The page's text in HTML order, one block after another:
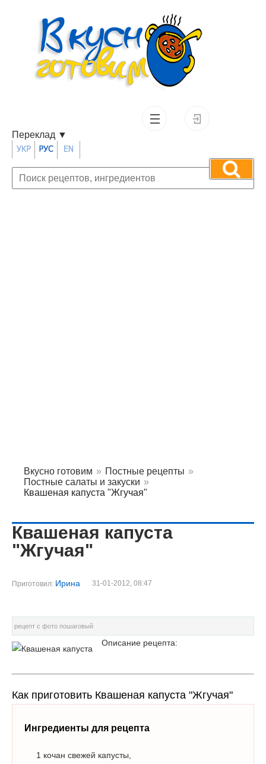
Переклад ▼
Вкусно готовим » Постные рецепты »
Постные салаты и закуски »
Квашеная капуста "Жгучая"
Квашеная капуста
"Жгучая"
Приготовил: Ирина 31-01-2012, 08:47
рецепт с фото пошаговый
Описание рецепта:
Как приготовить Квашеная капуста "Жгучая"
Ингредиенты для рецепта
1 кочан свежей капусты,